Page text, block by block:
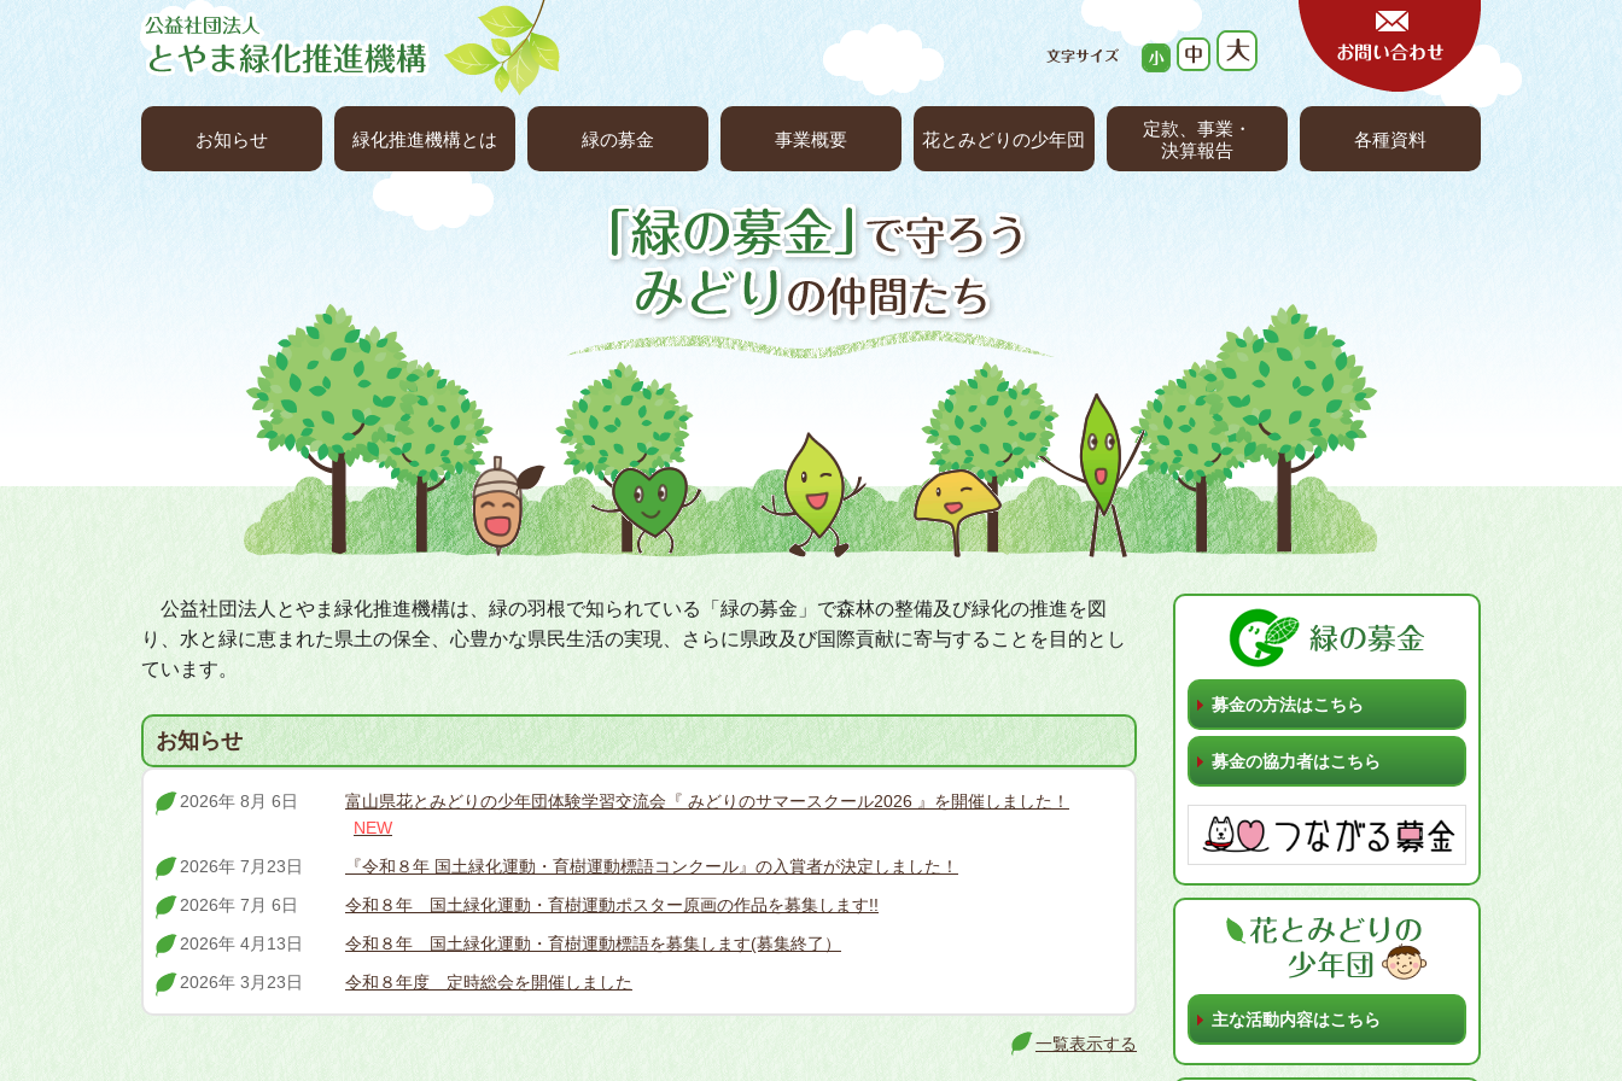
お知らせ 緑化推進機構とは 緑の募金 事業概要 花とみどりの少年団
定款、事業・
決算報告
各種資料
公益社団法人 とやま緑化推進機構
公益社団法人とやま緑化推進機構は、緑の羽根で知られている「緑の募金」で森林の整備及び緑化の推進を図
り、水と緑に恵まれた県土の保全、心豊かな県民生活の実現、さらに県政及び国際貢献に寄与することを目的とし
ています。
お知らせ
2026年 8月 6日
富山県花とみどりの少年団体験学習交流会『 みどりのサマースクール2026 』を開催しました！
NEW
2026年 7月23日
『令和８年 国土緑化運動・育樹運動標語コンクール』の入賞者が決定しました！
2026年 7月 6日
令和８年 国土緑化運動・育樹運動ポスター原画の作品を募集します!!
2026年 4月13日
令和８年 国土緑化運動・育樹運動標語を募集します(募集終了）
2026年 3月23日
令和８年度 定時総会を開催しました
一覧表示する
募金の方法はこちら
募金の協力者はこちら
主な活動内容はこちら